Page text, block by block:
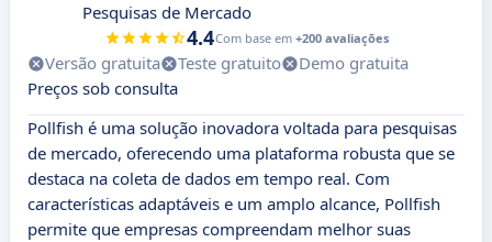
Pesquisas de Mercado
4.4Com base em +200 avaliações
Versão gratuita Teste gratuito
Demo gratuita
Preços sob consulta
Pollfish é uma solução inovadora voltada para pesquisas
de mercado, oferecendo uma plataforma robusta que se
destaca na coleta de dados em tempo real. Com
características adaptáveis e um amplo alcance, Pollfish
permite que empresas compreendam melhor suas